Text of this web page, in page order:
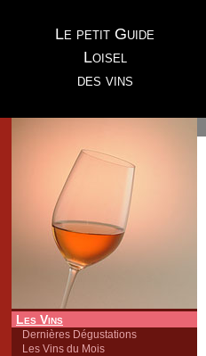
Le petit Guide
Loisel
des vins
Les Vins
Dernières Dégustations
Les Vins du Mois